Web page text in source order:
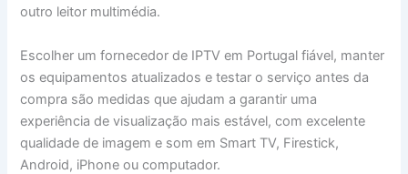
outro leitor multimédia.
Escolher um fornecedor de IPTV em Portugal fiável, manter
os equipamentos atualizados e testar o serviço antes da
compra são medidas que ajudam a garantir uma
experiência de visualização mais estável, com excelente
qualidade de imagem e som em Smart TV, Firestick,
Android, iPhone ou computador.